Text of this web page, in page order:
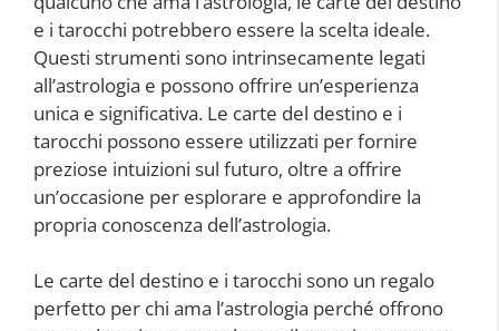
e i tarocchi potrebbero essere la scelta ideale.
Questi strumenti sono intrinsecamente legati
all’astrologia e possono offrire un’esperienza
unica e significativa. Le carte del destino e i
tarocchi possono essere utilizzati per fornire
preziose intuizioni sul futuro, oltre a offrire
un’occasione per esplorare e approfondire la
propria conoscenza dell’astrologia.
Le carte del destino e i tarocchi sono un regalo
perfetto per chi ama l’astrologia perché offrono